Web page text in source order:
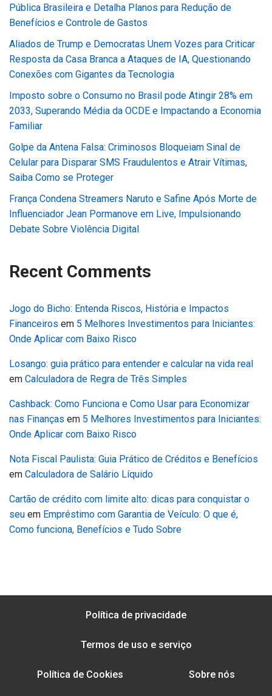
Pública Brasileira e Detalha Planos para Redução de
Benefícios e Controle de Gastos
Aliados de Trump e Democratas Unem Vozes para Criticar
Resposta da Casa Branca a Ataques de IA, Questionando
Conexões com Gigantes da Tecnologia
Imposto sobre o Consumo no Brasil pode Atingir 28% em
2033, Superando Média da OCDE e Impactando a Economia
Familiar
Golpe da Antena Falsa: Criminosos Bloqueiam Sinal de
Celular para Disparar SMS Fraudulentos e Atrair Vítimas,
Saiba Como se Proteger
França Condena Streamers Naruto e Safine Após Morte de
Influenciador Jean Pormanove em Live, Impulsionando
Debate Sobre Violência Digital
Recent Comments
Jogo do Bicho: Entenda Riscos, História e Impactos
Financeiros em 5 Melhores Investimentos para Iniciantes:
Onde Aplicar com Baixo Risco
Losango: guia prático para entender e calcular na vida real
em Calculadora de Regra de Três Simples
Cashback: Como Funciona e Como Usar para Economizar
nas Finanças em 5 Melhores Investimentos para Iniciantes:
Onde Aplicar com Baixo Risco
Nota Fiscal Paulista: Guia Prático de Créditos e Benefícios
em Calculadora de Salário Líquido
Cartão de crédito com limite alto: dicas para conquistar o
seu em Empréstimo com Garantia de Veículo: O que é,
Como funciona, Benefícios e Tudo Sobre
Política de privacidade
Termos de uso e serviço
Política de Cookies Sobre nós